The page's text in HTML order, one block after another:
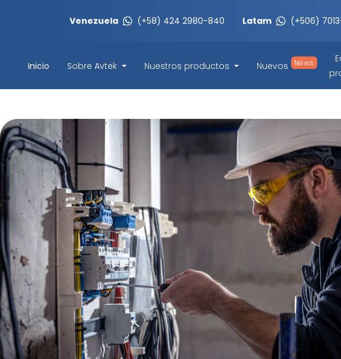
Venezuela (+58) 424 2980-840 Latam (+506)
Inicio Sobre Avtek Nuestros productos Nuevos News